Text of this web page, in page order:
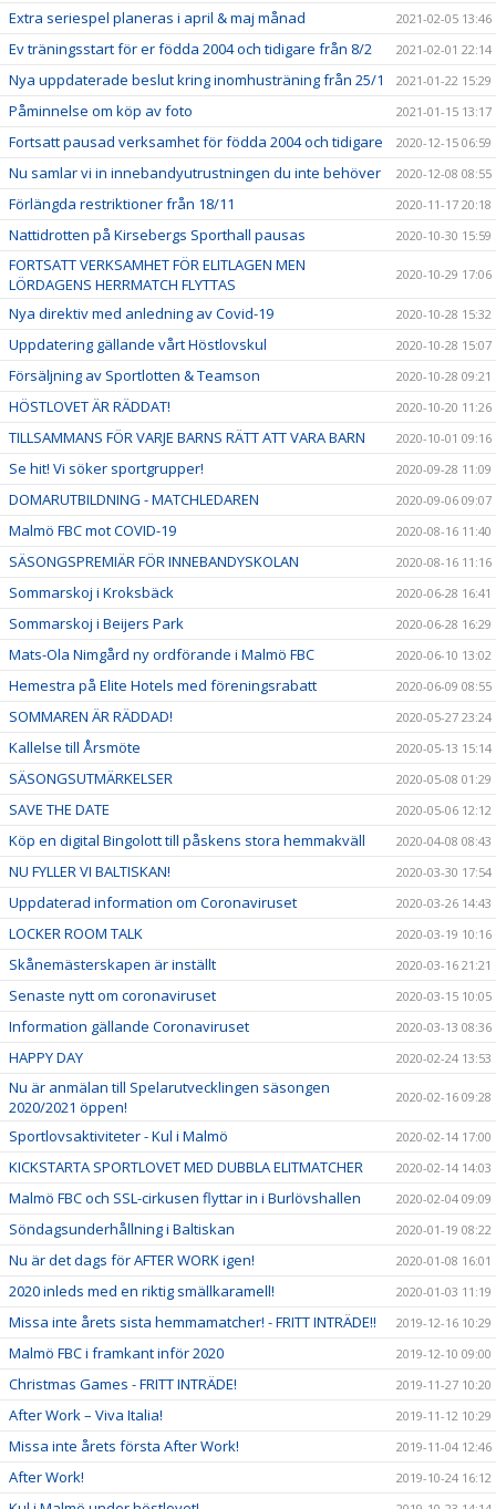
Extra seriespel planeras i april & maj månad 2021-02-05 13:46
Ev träningsstart för er födda 2004 och tidigare från 8/2 2021-02-01 22:14
Nya uppdaterade beslut kring inomhusträning från 25/1 2021-01-22 15:29
Påminnelse om köp av foto 2021-01-15 13:17
Fortsatt pausad verksamhet för födda 2004 och tidigare 2020-12-15 06:59
Nu samlar vi in innebandyutrustningen du inte behöver 2020-12-08 08:55
Förlängda restriktioner från 18/11 2020-11-17 20:18
Nattidrotten på Kirsebergs Sporthall pausas 2020-10-30 15:59
FORTSATT VERKSAMHET FÖR ELITLAGEN MEN
LÖRDAGENS HERRMATCH FLYTTAS
2020-10-29 17:06
Nya direktiv med anledning av Covid-19 2020-10-28 15:32
Uppdatering gällande vårt Höstlovskul 2020-10-28 15:07
Försäljning av Sportlotten & Teamson 2020-10-28 09:21
HÖSTLOVET ÄR RÄDDAT! 2020-10-20 11:26
TILLSAMMANS FÖR VARJE BARNS RÄTT ATT VARA BARN 2020-10-01 09:16
Se hit! Vi söker sportgrupper! 2020-09-28 11:09
DOMARUTBILDNING - MATCHLEDAREN 2020-09-06 09:07
Malmö FBC mot COVID-19 2020-08-16 11:40
SÄSONGSPREMIÄR FÖR INNEBANDYSKOLAN 2020-08-16 11:16
Sommarskoj i Kroksbäck 2020-06-28 16:41
Sommarskoj i Beijers Park 2020-06-28 16:29
Mats-Ola Nimgård ny ordförande i Malmö FBC 2020-06-10 13:02
Hemestra på Elite Hotels med föreningsrabatt 2020-06-09 08:55
SOMMAREN ÄR RÄDDAD! 2020-05-27 23:24
Kallelse till Årsmöte 2020-05-13 15:14
SÄSONGSUTMÄRKELSER 2020-05-08 01:29
SAVE THE DATE 2020-05-06 12:12
Köp en digital Bingolott till påskens stora hemmakväll 2020-04-08 08:43
NU FYLLER VI BALTISKAN! 2020-03-30 17:54
Uppdaterad information om Coronaviruset 2020-03-26 14:43
LOCKER ROOM TALK 2020-03-19 10:16
Skånemästerskapen är inställt 2020-03-16 21:21
Senaste nytt om coronaviruset 2020-03-15 10:05
Information gällande Coronaviruset 2020-03-13 08:36
HAPPY DAY 2020-02-24 13:53
Nu är anmälan till Spelarutvecklingen säsongen
2020/2021 öppen!
2020-02-16 09:28
Sportlovsaktiviteter - Kul i Malmö 2020-02-14 17:00
KICKSTARTA SPORTLOVET MED DUBBLA ELITMATCHER 2020-02-14 14:03
Malmö FBC och SSL-cirkusen flyttar in i Burlövshallen 2020-02-04 09:09
Söndagsunderhållning i Baltiskan 2020-01-19 08:22
Nu är det dags för AFTER WORK igen! 2020-01-08 16:01
2020 inleds med en riktig smällkaramell! 2020-01-03 11:19
Missa inte årets sista hemmamatcher! - FRITT INTRÄDE!! 2019-12-16 10:29
Malmö FBC i framkant inför 2020 2019-12-10 09:00
Christmas Games - FRITT INTRÄDE! 2019-11-27 10:20
After Work – Viva Italia! 2019-11-12 10:29
Missa inte årets första After Work! 2019-11-04 12:46
After Work! 2019-10-24 16:12